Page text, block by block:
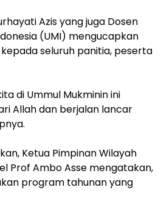
Azis yang juga Dosen
(UMI) mengucapkan
seluruh panitia, peserta
di Ummul Mukminin ini
Allah dan berjalan lancar
Ketua Pimpinan Wilayah
Prof Ambo Asse mengatakan,
program tahunan yang